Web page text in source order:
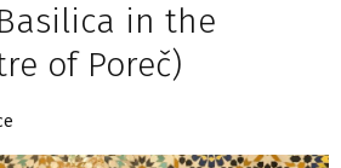
in the
of Poreč)